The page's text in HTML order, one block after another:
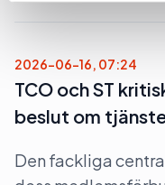
2026-06-16, 07:24
TCO och ST
beslut om
Den fackliga